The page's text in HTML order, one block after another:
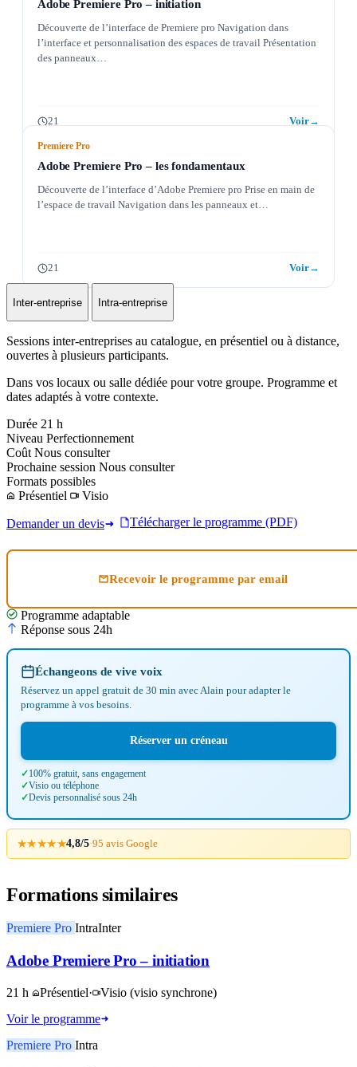
Adobe Premiere Pro – initiation
Découverte de l’interface de Premiere pro Navigation dans
l’interface et personnalisation des espaces de travail Présentation
des panneaux…
21 Voir→
Premiere Pro
Adobe Premiere Pro – les fondamentaux
Découverte de l’interface d’Adobe Premiere pro Prise en main de
l’espace de travail Navigation dans les panneaux et…
21 Voir→
Inter-entreprise Intra-entreprise
Sessions inter-entreprises au catalogue, en présentiel ou à distance,
ouvertes à plusieurs participants.
Dans vos locaux ou salle dédiée pour votre groupe. Programme et
dates adaptés à votre contexte.
Durée 21 h
Niveau Perfectionnement
Coût Nous consulter
Prochaine session Nous consulter
Formats possibles
Présentiel
Visio
Demander un devis Télécharger le programme (PDF)
Recevoir le programme par email
Programme adaptable
Réponse sous 24h
Échangeons de vive voix
Réservez un appel gratuit de 30 min avec Alain pour adapter le
programme à vos besoins.
Réserver un créneau
100% gratuit, sans engagement
Visio ou téléphone
Devis personnalisé sous 24h
★★★★★4,8/5·95 avis Google
Formations similaires
Premiere Pro IntraInter
Adobe Premiere Pro – initiation
21 h Présentiel· Visio (visio synchrone)
Voir le programme
Premiere Pro Intra